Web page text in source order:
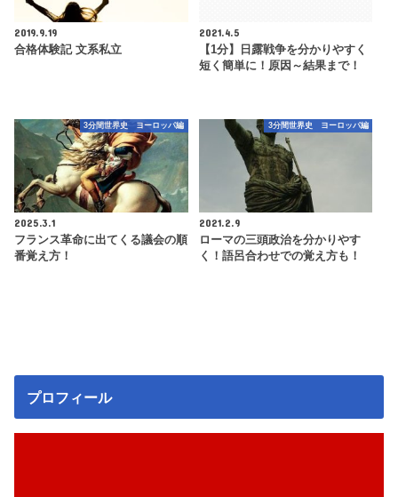
2019.9.19
合格体験記 文系私立
2021.4.5
【1分】日露戦争を分かりやすく
短く簡単に！原因～結果まで！
3分間世界史 ヨーロッパ編
2025.3.1
フランス革命に出てくる議会の順
番覚え方！
3分間世界史 ヨーロッパ編
2021.2.9
ローマの三頭政治を分かりやす
く！語呂合わせでの覚え方も！
プロフィール